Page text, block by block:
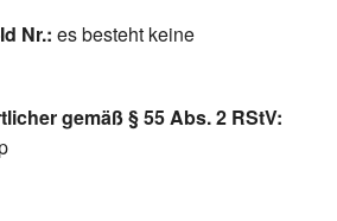
Nr.: es besteht keine
gemäß § 55 Abs. 2 RStV: